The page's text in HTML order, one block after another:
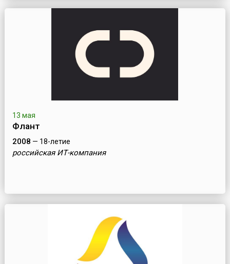
13 мая
Флант
2008 — 18-летие
российская ИТ-компания